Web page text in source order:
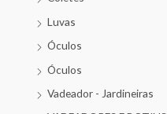
Luvas
Óculos
Óculos
Vadeador - Jardineiras